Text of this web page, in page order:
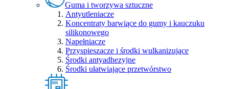
Guma i tworzywa sztuczne
Antyutleniacze
Koncentraty barwiące do gumy i kauczuku
silikonowego
Napełniacze
Przyspieszacze i środki wulkanizujące
Środki antyadhezyjne
Środki ułatwiające przetwórstwo